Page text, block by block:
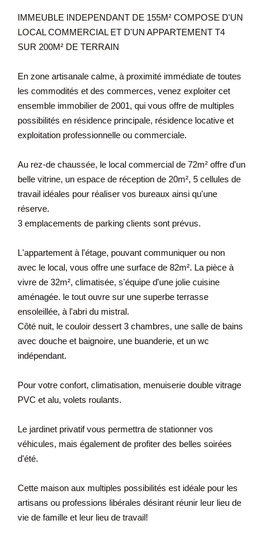
IMMEUBLE INDEPENDANT DE 155M² COMPOSE D'UN
LOCAL COMMERCIAL ET D'UN APPARTEMENT T4
SUR 200M² DE TERRAIN
En zone artisanale calme, à proximité immédiate de toutes
les commodités et des commerces, venez exploiter cet
ensemble immobilier de 2001, qui vous offre de multiples
possibilités en résidence principale, résidence locative et
exploitation professionnelle ou commerciale.
Au rez-de chaussée, le local commercial de 72m² offre d'un
belle vitrine, un espace de réception de 20m², 5 cellules de
travail idéales pour réaliser vos bureaux ainsi qu'une
réserve.
3 emplacements de parking clients sont prévus.
L'appartement à l'étage, pouvant communiquer ou non
avec le local, vous offre une surface de 82m². La pièce à
vivre de 32m², climatisée, s'équipe d'une jolie cuisine
aménagée. le tout ouvre sur une superbe terrasse
ensoleillée, à l'abri du mistral.
Côté nuit, le couloir dessert 3 chambres, une salle de bains
avec douche et baignoire, une buanderie, et un wc
indépendant.
Pour votre confort, climatisation, menuiserie double vitrage
PVC et alu, volets roulants.
Le jardinet privatif vous permettra de stationner vos
véhicules, mais également de profiter des belles soirées
d'été.
Cette maison aux multiples possibilités est idéale pour les
artisans ou professions libérales désirant réunir leur lieu de
vie de famille et leur lieu de travail!